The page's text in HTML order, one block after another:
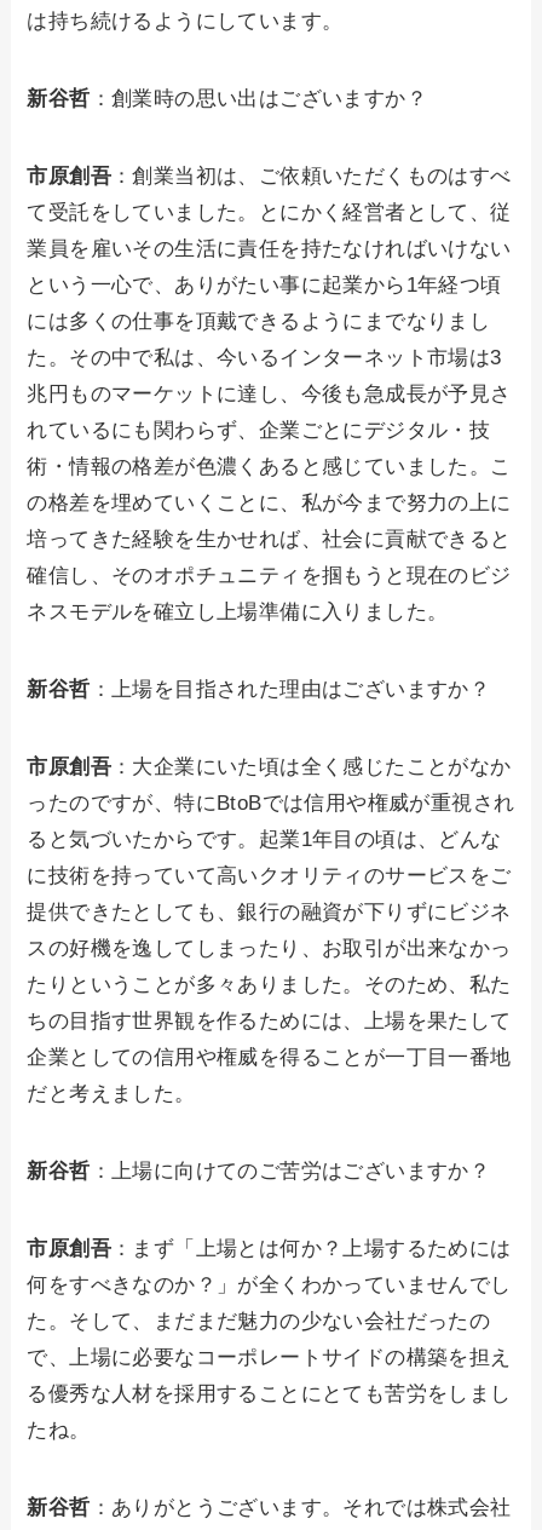
は持ち続けるようにしています。
新谷哲 ：創業時の思い出はございますか？
市原創吾 ：創業当初は、ご依頼いただくものはすべ
て受託をしていました。とにかく経営者として、従
業員を雇いその生活に責任を持たなければいけない
という一心で、ありがたい事に起業から1年経つ頃
には多くの仕事を頂戴できるようにまでなりまし
た。その中で私は、今いるインターネット市場は3
兆円ものマーケットに達し、今後も急成長が予見さ
れているにも関わらず、企業ごとにデジタル・技
術・情報の格差が色濃くあると感じていました。こ
の格差を埋めていくことに、私が今まで努力の上に
培ってきた経験を生かせれば、社会に貢献できると
確信し、そのオポチュニティを掴もうと現在のビジ
ネスモデルを確立し上場準備に入りました。
新谷哲 ：上場を目指された理由はございますか？
市原創吾 ：大企業にいた頃は全く感じたことがなか
ったのですが、特にBtoBでは信用や権威が重視され
ると気づいたからです。起業1年目の頃は、どんな
に技術を持っていて高いクオリティのサービスをご
提供できたとしても、銀行の融資が下りずにビジネ
スの好機を逸してしまったり、お取引が出来なかっ
たりということが多々ありました。そのため、私た
ちの目指す世界観を作るためには、上場を果たして
企業としての信用や権威を得ることが一丁目一番地
だと考えました。
新谷哲 ：上場に向けてのご苦労はございますか？
市原創吾 ：まず「上場とは何か？上場するためには
何をすべきなのか？」が全くわかっていませんでし
た。そして、まだまだ魅力の少ない会社だったの
で、上場に必要なコーポレートサイドの構築を担え
る優秀な人材を採用することにとても苦労をしまし
たね。
新谷哲 ：ありがとうございます。それでは株式会社